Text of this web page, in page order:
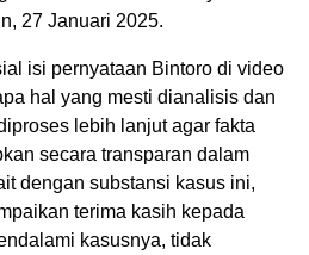
27 Januari 2025.
isi pernyataan Bintoro di video
hal yang mesti dianalisis dan
lebih lanjut agar fakta
secara transparan dalam
dengan substansi kasus ini,
terima kasih kepada
kasusnya, tidak